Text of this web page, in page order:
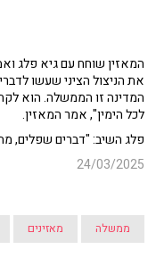
המאזין שוחח עם גיא פלג
את הניצול הציני שעשו
המדינה זו הממשלה. הוא
לכל הימין", אמר המאזין.
פלג השיב: "דברים שפלים,
24/03/2025
ממשלה מאזינים